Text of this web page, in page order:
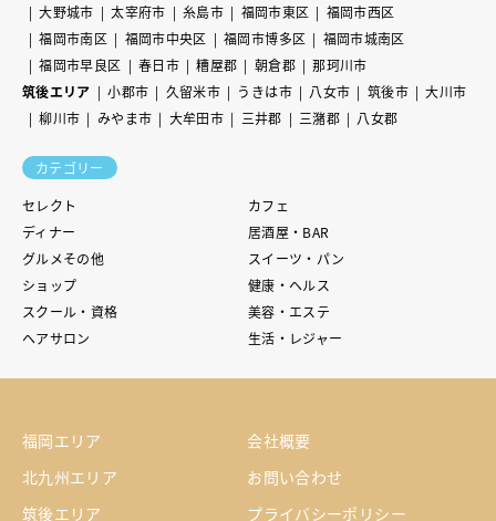
大野城市
太宰府市 糸島市 福岡市東区
福岡市西区
福岡市南区
福岡市中央区 福岡市博多区
福岡市城南区
福岡市早良区
春日市 糟屋郡 朝倉郡
那珂川市
筑後エリア
小郡市 久留米市 うきは市 八女市 筑後市
大川市
柳川市
みやま市 大牟田市 三井郡 三潴郡 八女郡
カテゴリー
セレクト
カフェ
ディナー
居酒屋・BAR
グルメその他
スイーツ・パン
ショップ
健康・ヘルス
スクール・資格
美容・エステ
ヘアサロン
生活・レジャー
福岡エリア
北九州エリア
筑後エリア
会社概要
お問い合わせ
プライバシーポリシー